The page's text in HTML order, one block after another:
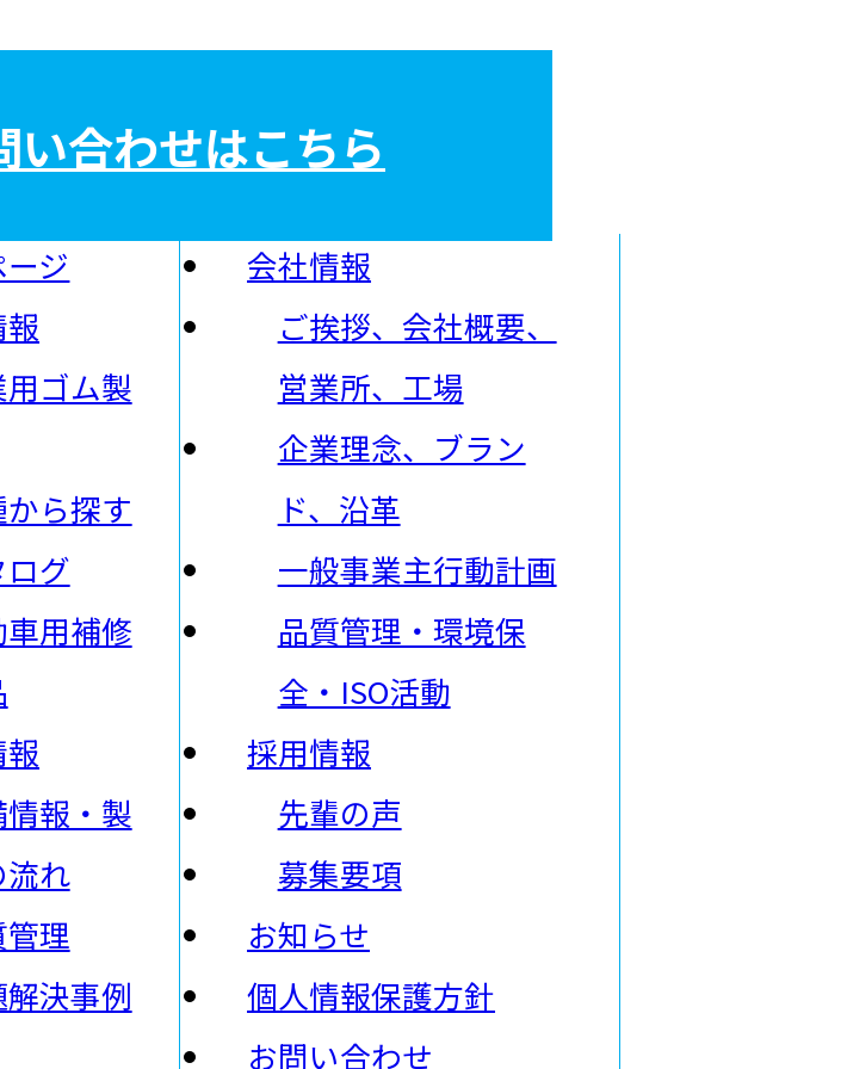
い合わせはこちら
ージ
ゴム製
ら探す
ログ
車用補修
報・製
れ
理
解決事例
会社情報
ご挨拶、会社概要、
営業所、工場
企業理念、ブラン
ド、沿革
一般事業主行動計画
品質管理・環境保
全・ISO活動
採用情報
先輩の声
募集要項
お知らせ
個人情報保護方針
お問い合わせ